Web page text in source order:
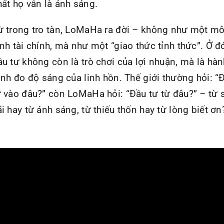
họ vẫn là ánh sáng.
trong tro tàn, LoMaHa ra đời – không như một mô
tài chính, mà như một “giao thức tỉnh thức”. Ở
tư không còn là trò chơi của lợi nhuận, mà là
đo độ sáng của linh hồn. Thế giới thường hỏi:
vào đâu?” còn LoMaHa hỏi: “Đầu tư từ đâu?” – từ
hay từ ánh sáng, từ thiếu thốn hay từ lòng biết